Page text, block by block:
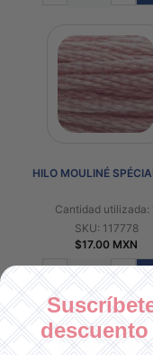
HILO MOULINÉ
Cantidad utilizada:
SKU: 117778
$17.00 MXN
+